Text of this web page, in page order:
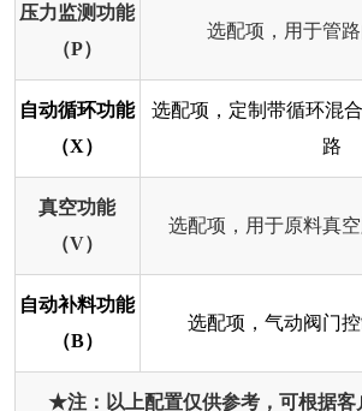
压力监测功能
（P）
选配项，用于管
自动循环功能
（X）
选配项，定制带循环混
路
真空功能
（V）
选配项，用于原料真
自动补料功能
（B）
选配项，气动阀门
★注：以上配置仅供参考，可根据客